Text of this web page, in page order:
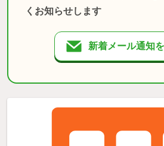
くお知らせします
新着メール通知